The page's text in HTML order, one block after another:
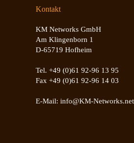
Kontakt
KM Networks GmbH
Am Klingenborn 1
D-65719 Hofheim
Tel. +49 (0)61 92-96 13 95
Fax +49 (0)61 92-96 14 03
E-Mail: info@KM-Networks.net